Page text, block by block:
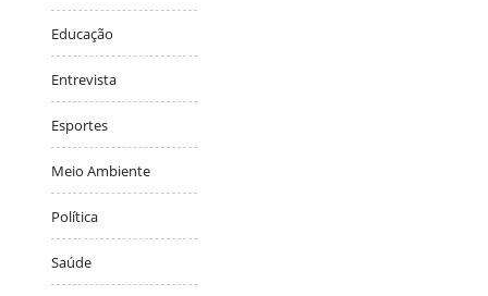
Educação
Entrevista
Esportes
Meio Ambiente
Política
Saúde